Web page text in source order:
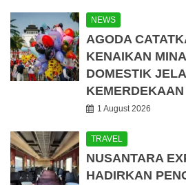
NEWS
AGODA
KENAIKAN
DOMESTIK
KEMERDEKAAN
1 August 2026
TRAVEL
NUSANTARA
HADIRKAN